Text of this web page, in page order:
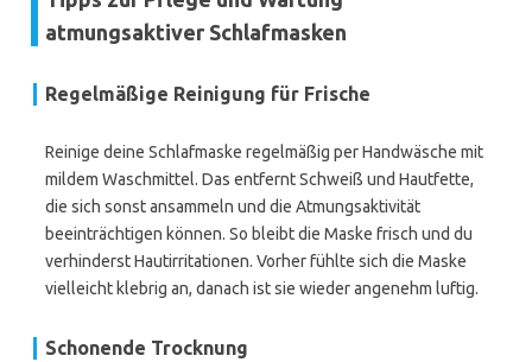
atmungsaktiver Schlafmasken
Regelmäßige Reinigung für Frische
Reinige deine Schlafmaske regelmäßig per Handwäsche mit
mildem Waschmittel. Das entfernt Schweiß und Hautfette,
die sich sonst ansammeln und die Atmungsaktivität
beeinträchtigen können. So bleibt die Maske frisch und du
verhinderst Hautirritationen. Vorher fühlte sich die Maske
vielleicht klebrig an, danach ist sie wieder angenehm luftig.
Schonende Trocknung